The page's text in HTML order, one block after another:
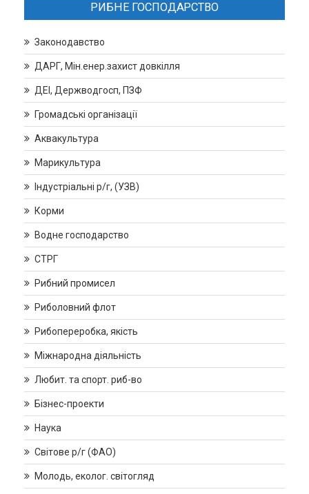
РИБНЕ ГОСПОДАРСТВО
Законодавство
ДАРГ, Мін.енер.захист довкілля
ДЕІ, Держводгосп, ПЗФ
Громадські організації
Аквакультура
Марикультура
Індустріальні р/г, (УЗВ)
Корми
Водне господарство
СТРГ
Рибний промисел
Риболовний флот
Рибопереробка, якість
Міжнародна діяльність
Любит. та спорт. риб-во
Бізнес-проекти
Наука
Світове р/г (ФАО)
Молодь, еколог. світогляд